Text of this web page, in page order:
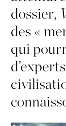
dossier,
des «
qui